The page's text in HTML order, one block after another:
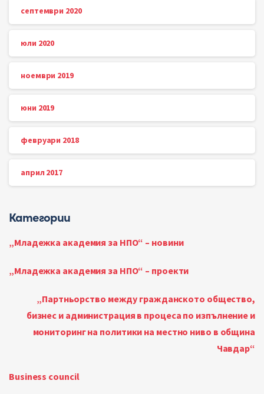
септември 2020
юли 2020
ноември 2019
юни 2019
февруари 2018
април 2017
Категории
„Младежка академия за НПО“ – новини
„Младежка академия за НПО“ – проекти
„Партньорство между гражданското общество,
бизнес и администрация в процеса по изпълнение и
мониторинг на политики на местно ниво в община
Чавдар“
Business council